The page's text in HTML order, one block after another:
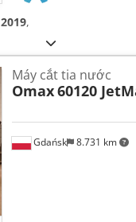
2019,
Gdańsk 8.731 km
Máy cắt tia nước
Omax60120